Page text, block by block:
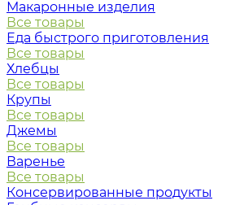
Макаронные изделия
Все товары
Еда быстрого приготовления
Все товары
Хлебцы
Все товары
Крупы
Все товары
Джемы
Все товары
Варенье
Все товары
Консервированные продукты